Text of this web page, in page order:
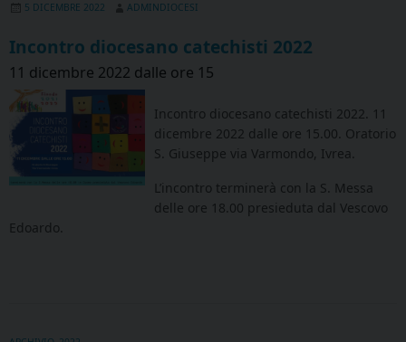
5 DICEMBRE 2022 ADMINDIOCESI
Incontro diocesano catechisti 2022
11 dicembre 2022 dalle ore 15
Incontro diocesano catechisti 2022. 11
dicembre 2022 dalle ore 15.00. Oratorio
S. Giuseppe via Varmondo, Ivrea.
L’incontro terminerà con la S. Messa
delle ore 18.00 presieduta dal Vescovo
Edoardo.